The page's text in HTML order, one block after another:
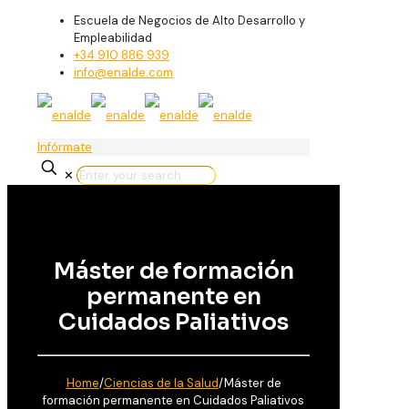
Escuela de Negocios de Alto Desarrollo y
Empleabilidad
+34 910 886 939
info@enalde.com
Infórmate
✕
Máster de formación
permanente en
Cuidados Paliativos
Home/Ciencias de la Salud/Máster de
formación permanente en Cuidados Paliativos